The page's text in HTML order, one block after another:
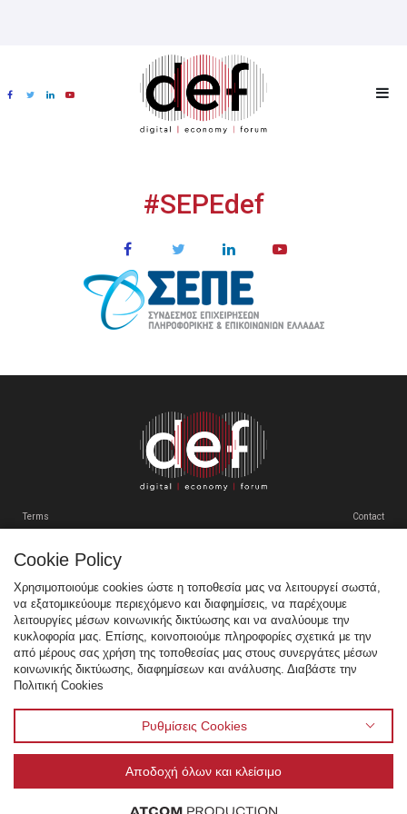
VENUE
ΠΡΟΗΓΟΥΜΕΝΑ ΣΥΝΕΔΡΙΑ
#SEPEdef
Tweets by SEPEgr
Terms Contact
Sitemap
Χορηγοί
Multimedia
Venue
Προηγούμενα Συνέδρια
Cookie Policy
Χρησιμοποιούμε cookies ώστε η τοποθεσία μας να λειτουργεί σωστά,
να εξατομικεύουμε περιεχόμενο και διαφημίσεις, να παρέχουμε
λειτουργίες μέσων κοινωνικής δικτύωσης και να αναλύουμε την
κυκλοφορία μας. Επίσης, κοινοποιούμε πληροφορίες σχετικά με την
από μέρους σας χρήση της τοποθεσίας μας στους συνεργάτες μέσων
κοινωνικής δικτύωσης, διαφημίσεων και ανάλυσης. Διαβάστε την
Πολιτική Cookies
Ρυθμίσεις Cookies
Αποδοχή όλων και κλείσιμο